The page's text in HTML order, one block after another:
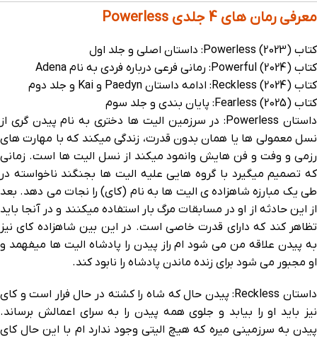
معرفی رمان های 4 جلدی Powerless
کتاب Powerless (2023): داستان اصلی و جلد اول
کتاب Powerful (2024): رمانی فرعی درباره فردی به نام Adena
کتاب Reckless (2024): ادامه داستان Paedyn و Kai و جلد دوم
کتاب Fearless (2025): پایان بندی و جلد سوم
داستان Powerless: در سرزمین الیت ها دختری به نام پیدن گری از
نسل معمولی ها یا همان بدون قدرت، زندگی میکند که با مهارت های
رزمی و وفت و فن هایش وانمود میکند از نسل الیت ها است. زمانی
که تصمیم میگیرد با گروه هایی علیه الیت ها بجنگند ناخواسته در
طی یک مبارزه شاهزاده ی الیت ها به نام (کای) را نجات می دهد. بعد
از این حادثه از او در مسابقات مرگ بار استفاده میکنند و در آنجا باید
تظاهر کند که دارای قدرت خاصی است. در این بین شاهزاده کای نیز
به پیدن علاقه من می شود ام راز پیدن را پادشاه الیت ها میفهمد و
او مجبور می شود برای زنده ماندن پادشاه را نابود کند.
داستان Reckless: پیدن حال که شاه را کشته در حال فرار است و کای
نیز باید او را بیابد و جلوی همه پیدن را به سرای اعمالش برساند.
پیدن به سرزمینی میره که هیچ الیتی وجود ندارد ام با این حال کای